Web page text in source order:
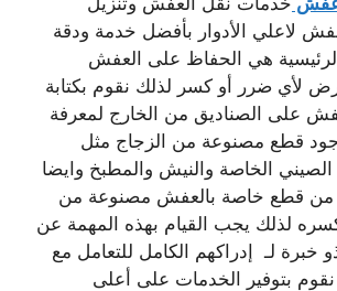
لاعلي الأدوار بأفضل خدمة ودقة
هي الحفاظ على العفش
لأي ضرر أو كسر لذلك نقوم بكتابة
على الصناديق من الخارج لمعرفة
قطع مصنوعة من الزجاج مثل
الخاصة والنيش والمطبخ وايضا
من قطع خاصة بالعفش مصنوعة من
لذلك يجب القيام بهذه المهمة عن
لـ إدراكهم الكامل للتعامل مع
بتوفير الخدمات على أعلى